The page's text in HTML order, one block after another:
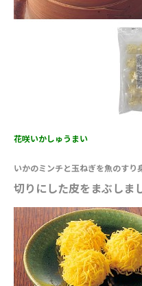
花咲いかしゅうまい
いかのミンチと玉ねぎを魚のすり
切りにした皮をまぶしま